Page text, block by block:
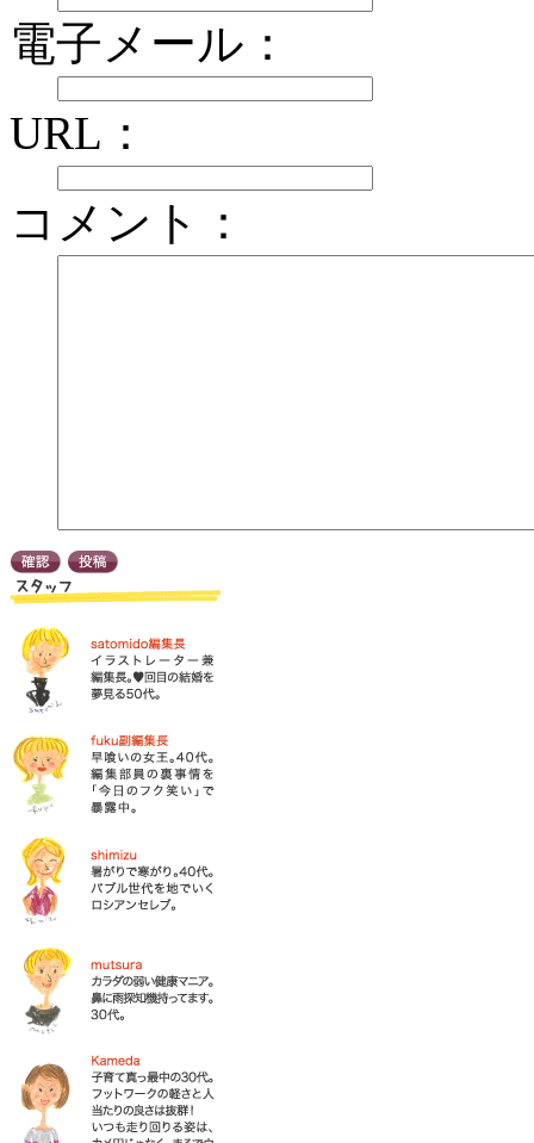
電子メール：
URL：
コメント：